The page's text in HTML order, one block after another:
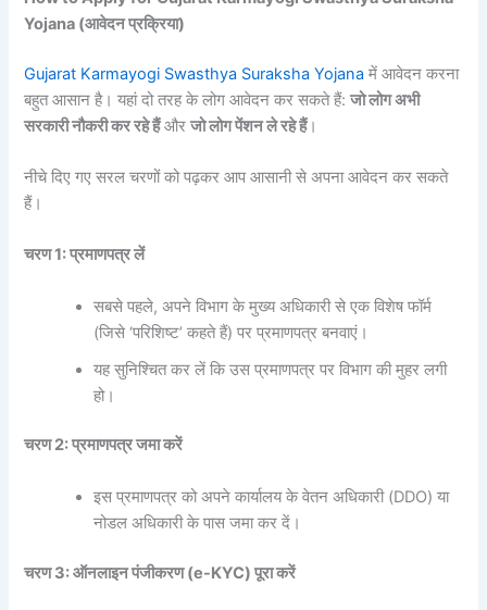
Yojana (आवेदन प्रक्रिया)
Gujarat Karmayogi Swasthya Suraksha Yojana में आवेदन करना
बहुत आसान है। यहां दो तरह के लोग आवेदन कर सकते हैं:जो लोग अभी
सरकारी नौकरी कर रहे हैंऔरजो लोग पेंशन ले रहे हैं।
नीचे दिए गए सरल चरणों को पढ़कर आप आसानी से अपना आवेदन कर सकते
हैं।
चरण 1: प्रमाणपत्र लें
सबसे पहले, अपने विभाग के मुख्य अधिकारी से एक विशेष फॉर्म
(जिसे ‘परिशिष्ट’ कहते हैं) पर प्रमाणपत्र बनवाएं।
यह सुनिश्चित कर लें कि उस प्रमाणपत्र पर विभाग की मुहर लगी
हो।
चरण 2: प्रमाणपत्र जमा करें
इस प्रमाणपत्र को अपने कार्यालय के वेतन अधिकारी (DDO) या
नोडल अधिकारी के पास जमा कर दें।
चरण 3: ऑनलाइन पंजीकरण (e-KYC) पूरा करें